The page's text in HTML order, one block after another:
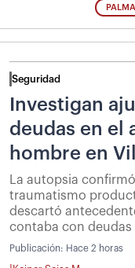
Seguridad
Investigan
deudas en el
hombre en
La autopsia
traumatismo
descartó
contaba con deudas
Publicación: Hace 2 horas